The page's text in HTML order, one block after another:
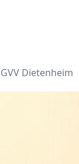
GVV Dietenheim